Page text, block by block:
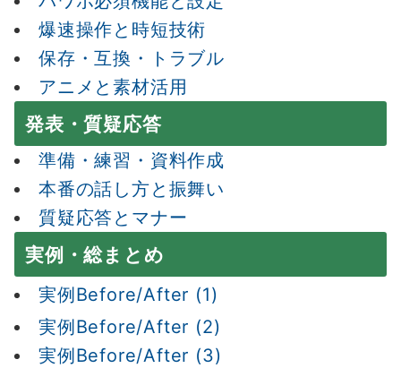
爆速操作と時短技術
保存・互換・トラブル
アニメと素材活用
発表・質疑応答
準備・練習・資料作成
本番の話し方と振舞い
質疑応答とマナー
実例・総まとめ
実例Before/After (1)
実例Before/After (2)
実例Before/After (3)